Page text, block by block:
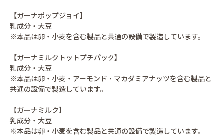
【ガーナポップジョイ】
乳成分・大豆
※本品は卵・小麦を含む製品と共通の設備で製造しています。
【ガーナミルクトットプチパック】
乳成分・大豆
※本品は卵・小麦・アーモンド・マカダミアナッツを含む製品と
共通の設備で製造しています。
【ガーナミルク】
乳成分・大豆
※本品は卵・小麦を含む製品と共通の設備で製造しています。